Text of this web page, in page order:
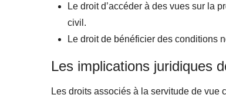
Le droit d’accéder à des vues sur la
civil.
Le droit de bénéficier des conditions
Les implications juridiques
Les droits associés à la servitude de